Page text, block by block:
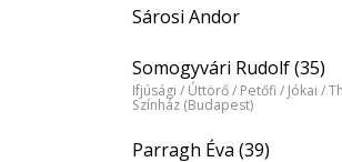
Sárosi Andor
Somogyvári Rudolf (35)
Ifjúsági / Úttörő / Petőfi / Jókai /
Színház (Budapest)
Parragh Éva (39)